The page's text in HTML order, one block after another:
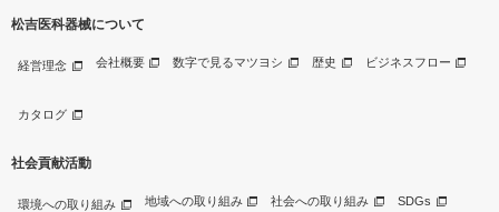
松吉医科器械について
経営理念 会社概要 数字で見るマツヨシ 歴史 ビジネスフロー
カタログ
社会貢献活動
環境への取り組み 地域への取り組み 社会への取り組み SDGs